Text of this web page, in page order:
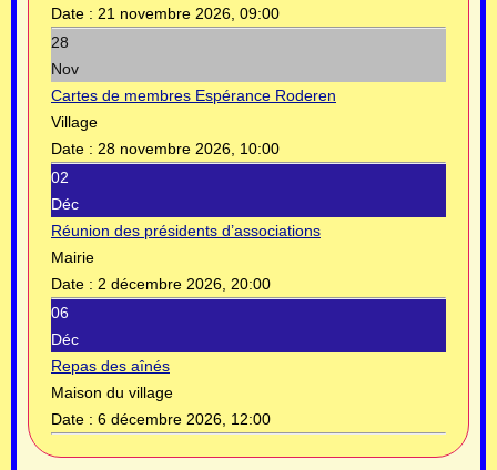
Date : 21 novembre 2026, 09:00
28
Nov
Cartes de membres Espérance Roderen
Village
Date : 28 novembre 2026, 10:00
02
Déc
Réunion des présidents d’associations
Mairie
Date : 2 décembre 2026, 20:00
06
Déc
Repas des aînés
Maison du village
Date : 6 décembre 2026, 12:00